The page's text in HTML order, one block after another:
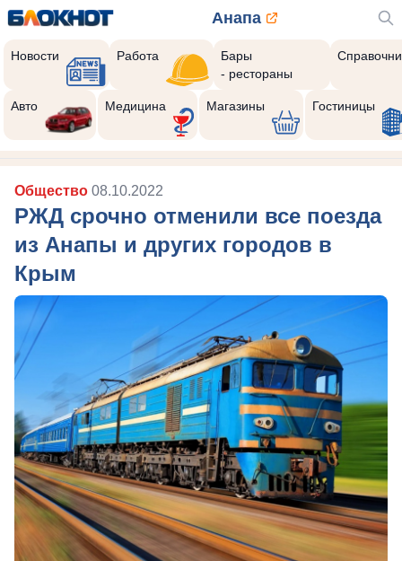
Анапа
Новости Работа
Бары
- рестораны
Авто Медицина Магазины Гостиницы
Общество 08.10.2022
РЖД срочно отменили все поезда
из Анапы и других городов в
Крым